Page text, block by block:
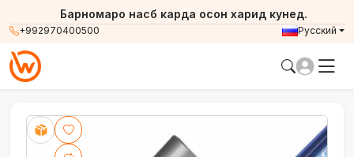
+992970400500
Барномаро насб карда осон харид кунед.
Русский